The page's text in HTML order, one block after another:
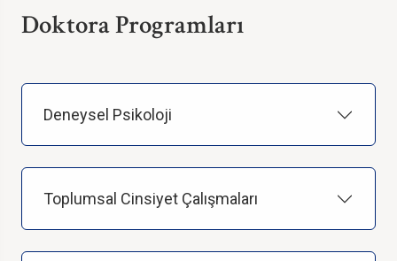
Doktora Programları
Deneysel Psikoloji
Toplumsal Cinsiyet Çalışmaları